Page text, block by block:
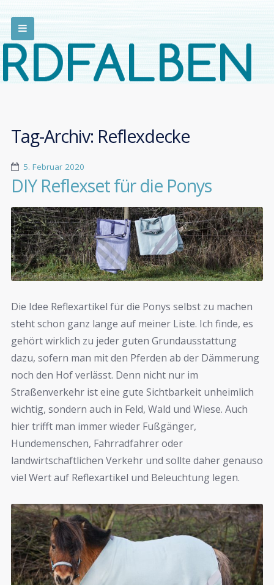
Tag-Archiv: Reflexdecke
5. Februar 2020
DIY Reflexset für die Ponys
Die Idee Reflexartikel für die Ponys selbst zu machen
steht schon ganz lange auf meiner Liste. Ich finde, es
gehört wirklich zu jeder guten Grundausstattung
dazu, sofern man mit den Pferden ab der Dämmerung
noch den Hof verlässt. Denn nicht nur im
Straßenverkehr ist eine gute Sichtbarkeit unheimlich
wichtig, sondern auch in Feld, Wald und Wiese. Auch
hier trifft man immer wieder Fußgänger,
Hundemenschen, Fahrradfahrer oder
landwirtschaftlichen Verkehr und sollte daher genauso
viel Wert auf Reflexartikel und Beleuchtung legen.